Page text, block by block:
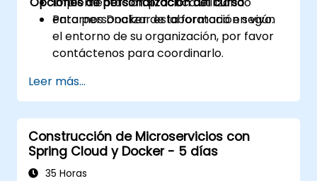
entornos Docker de laboratorio en vivo.
Para personalizar esta formación según
el entorno de su organización, por favor
contáctenos para coordinarlo.
Leer más...
Construcción de Microservicios con
Spring Cloud y Docker - 5 días
35 Horas